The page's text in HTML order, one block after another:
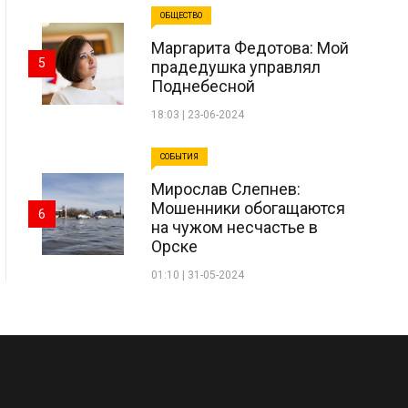
ОБЩЕСТВО
Маргарита Федотова: Мой
прадедушка управлял
Поднебесной
18:03 | 23-06-2024
5
СОБЫТИЯ
Мирослав Слепнев:
Мошенники обогащаются
на чужом несчастье в
Орске
01:10 | 31-05-2024
6